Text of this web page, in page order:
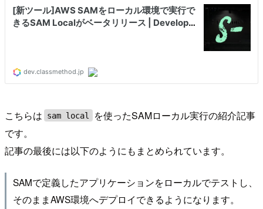
こちらは sam local
を使ったSAMローカル実行の紹介記事
です。
記事の最後には以下のようにもまとめられています。
SAMで定義したアプリケーションをローカルでテストし、
そのままAWS環境へデプロイできるようになります。